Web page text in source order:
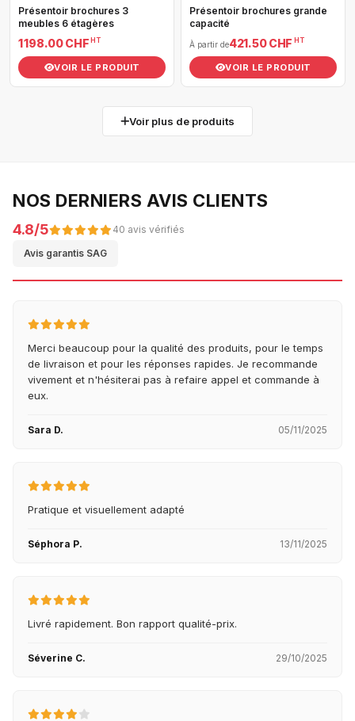
Présentoir brochures 3
meubles 6 étagères
1 198.00 CHF HT
VOIR LE PRODUIT
Présentoir brochures grande
capacité
À partir de421.50 CHF HT
VOIR LE PRODUIT
Voir plus de produits
NOS DERNIERS AVIS CLIENTS
4.8/5 40 avis vérifiés
Avis garantis SAG
Merci beaucoup pour la qualité des produits, pour le temps
de livraison et pour les réponses rapides. Je recommande
vivement et n'hésiterai pas à refaire appel et commande à
eux.
Sara D. 05/11/2025
Pratique et visuellement adapté
Séphora P. 13/11/2025
Livré rapidement. Bon rapport qualité-prix.
Séverine C. 29/10/2025